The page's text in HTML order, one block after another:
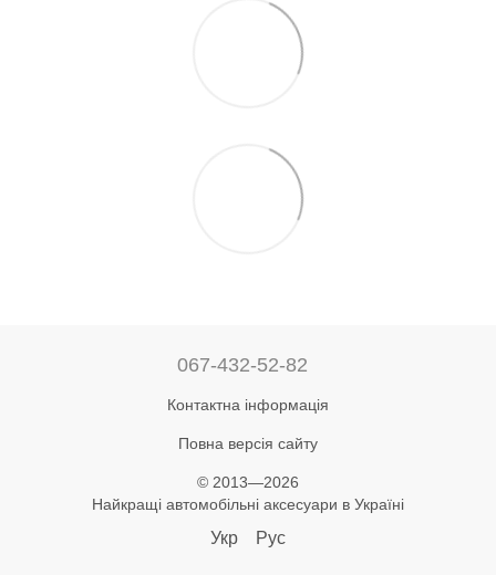
067-432-52-82
Контактна інформація
Повна версія сайту
© 2013—2026
Найкращі автомобільні аксесуари в Україні
Укр Рус